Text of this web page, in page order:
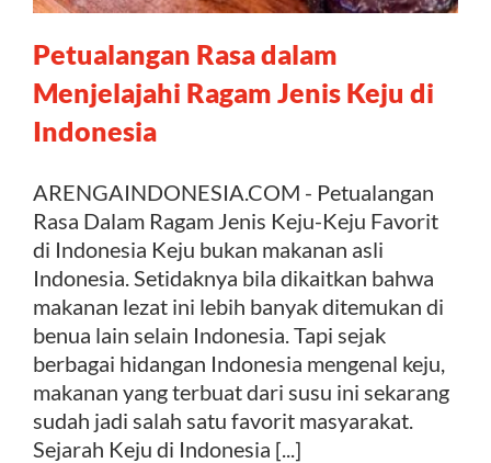
Kontak
Petualangan Rasa dalam
Menjelajahi Ragam Jenis Keju di
Indonesia
ARENGAINDONESIA.COM - Petualangan
Rasa Dalam Ragam Jenis Keju-Keju Favorit
di Indonesia Keju bukan makanan asli
Indonesia. Setidaknya bila dikaitkan bahwa
makanan lezat ini lebih banyak ditemukan di
benua lain selain Indonesia. Tapi sejak
berbagai hidangan Indonesia mengenal keju,
makanan yang terbuat dari susu ini sekarang
sudah jadi salah satu favorit masyarakat.
Sejarah Keju di Indonesia [...]